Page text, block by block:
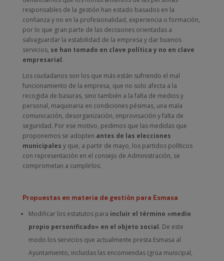
responsables de la gestión han estado basados en la
confianza y no en la profesionalidad, experiencia o formación,
por lo que gran parte de las decisiones orientadas a
salvaguardar la estabilidad de la empresa y dar buenos
servicios, se han tomado en clave política y no en clave
empresarial.
Los ciudadanos son los que más están sufriendo el mal
funcionamiento de la empresa, que no solo afecta a la
recogida de basuras, sino también a la falta de medios y
personal, maquinaria en condiciones pésimas, una mala
comunicación, desorganización, improvisación y falta de
seguridad. Por ese motivo, pedimos que las medidas que
proponemos se adopten antes de las elecciones
municipales y que, a partir de mayo, los partidos políticos
con representación en el consejo de Administración, se
comprometan a cumplirlos.
Propuestas en materia de gestión para Esmasa
Modificar los estatutos para incluir el término «medio
propio personificado» en el objeto social. De este
modo los servicios que actualmente presta Esmasa al
Ayuntamiento, incluidas las encomiendas (grúa municipal,